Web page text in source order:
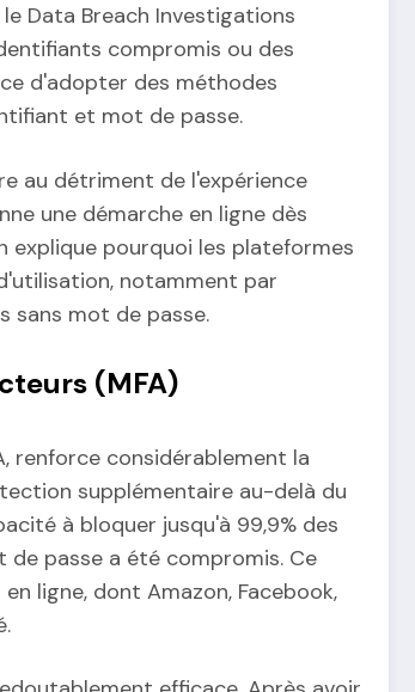
Data Breach Investigations
compromis ou des
d'adopter des méthodes
et mot de passe.
au détriment de l'expérience
une démarche en ligne dès
explique pourquoi les plateformes
notamment par
sans mot de passe.
(MFA)
renforce considérablement la
supplémentaire au-delà du
à bloquer jusqu'à 99,9% des
passe a été compromis. Ce
ligne, dont Amazon, Facebook,